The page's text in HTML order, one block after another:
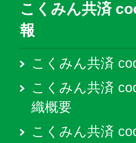
こくみん共済
報
こくみん共済
こくみん共済
織概要
こくみん共済